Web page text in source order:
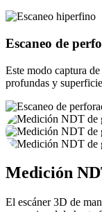
Escaneo de
Este modo captura
profundas y
Medición
El escáner 3D de